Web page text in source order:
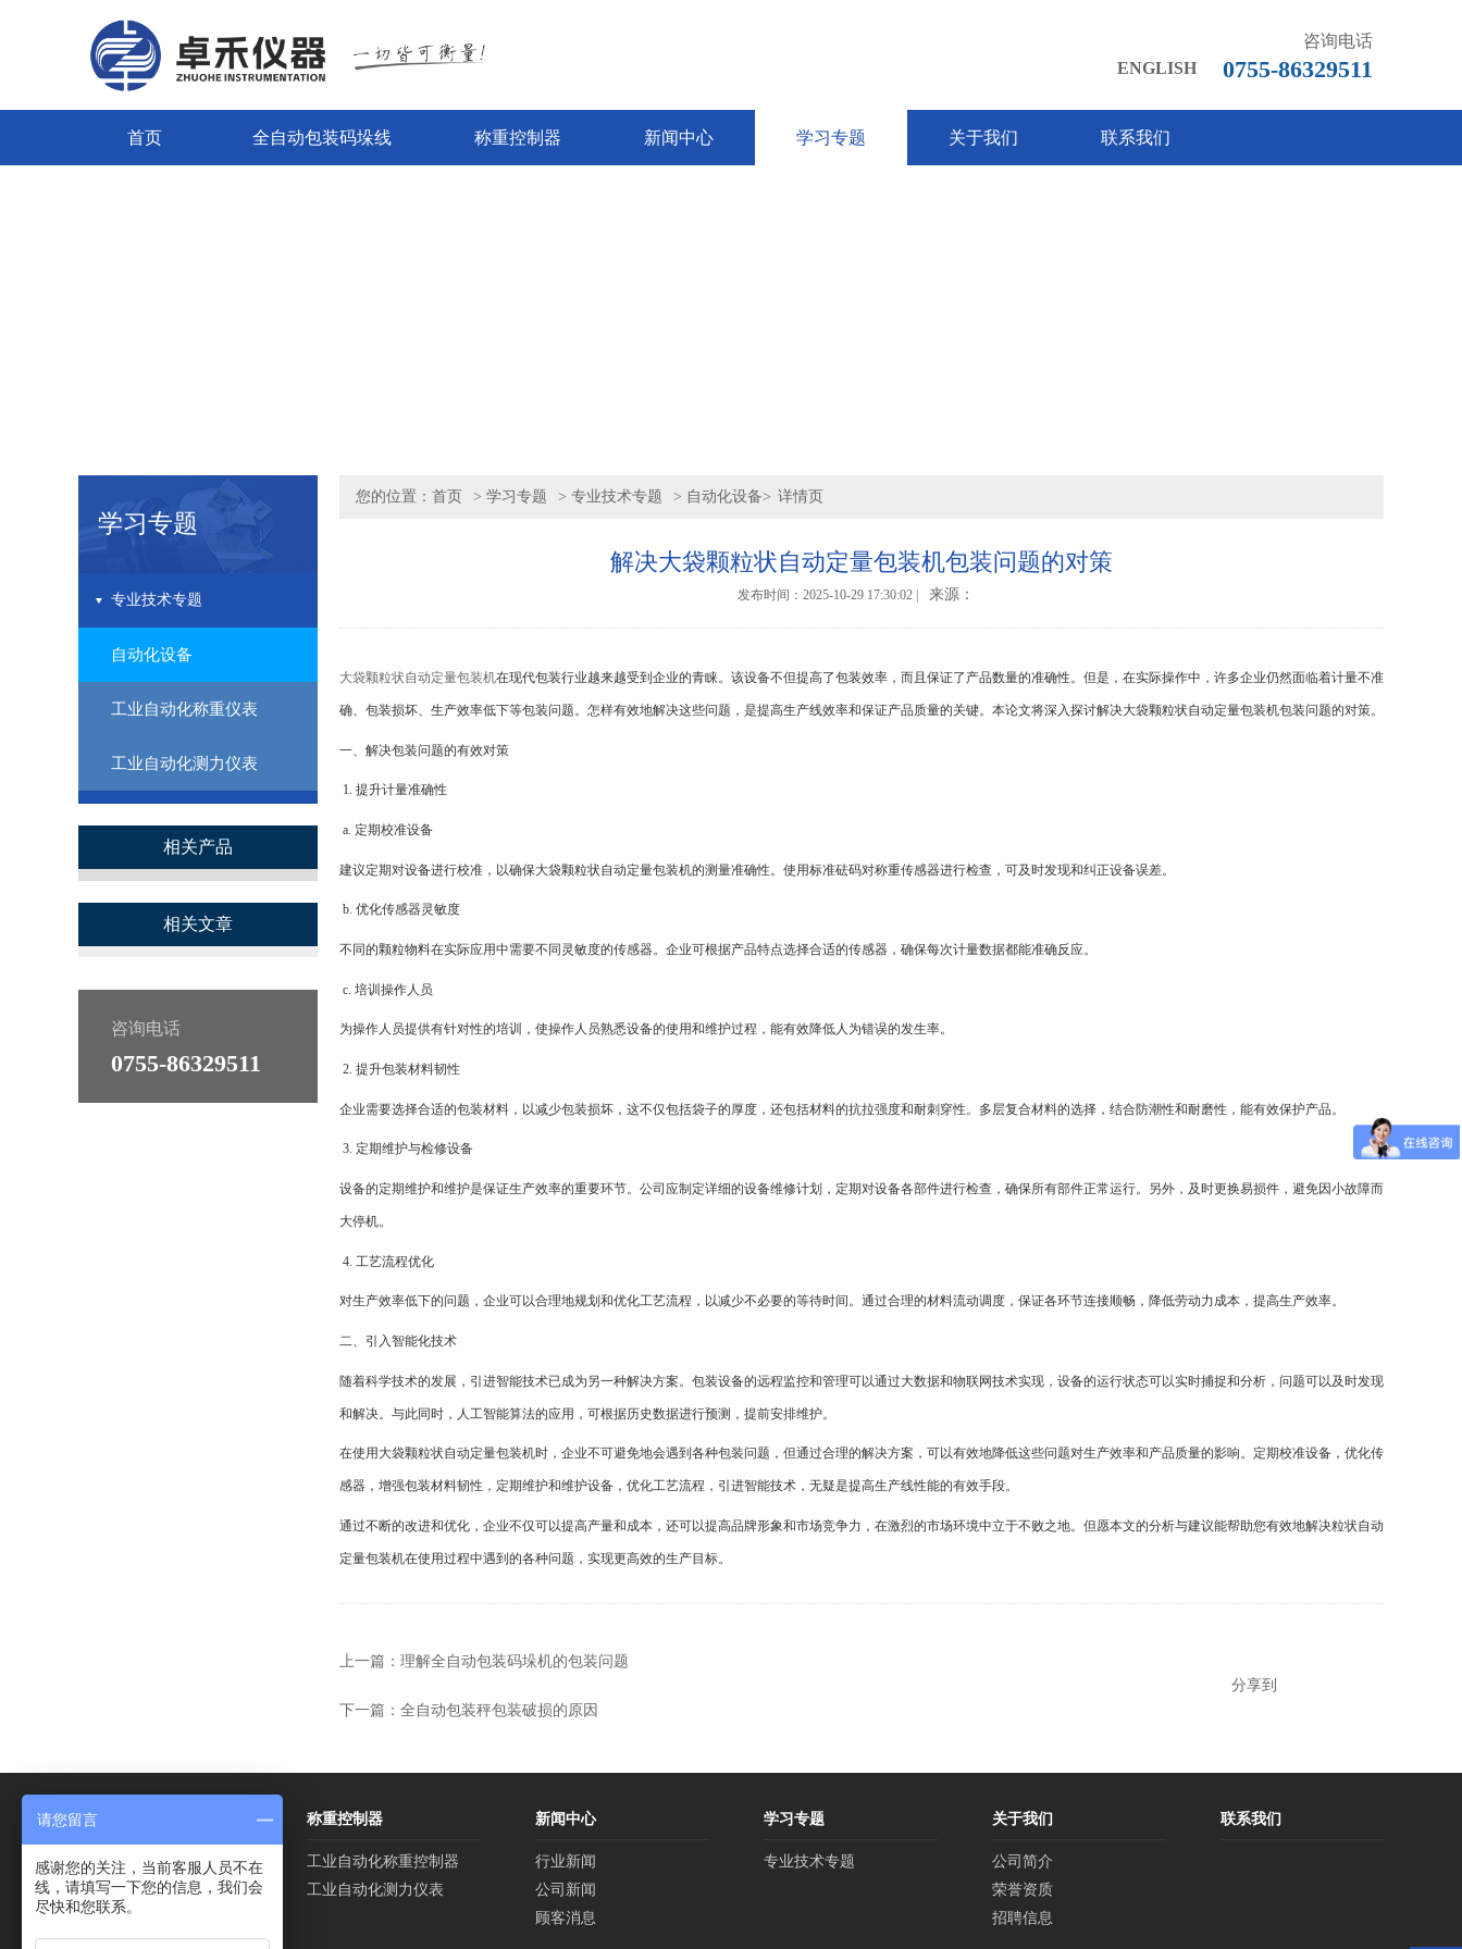
咨询电话
ENGLISH
0755-86329511
首页 全自动包装码垛线 称重控制器 新闻中心 学习专题 关于我们 联系我们
学习专题
专业技术专题
自动化设备
工业自动化称重仪表
工业自动化测力仪表
相关产品
相关文章
咨询电话
0755-86329511
您的位置： 首页 > 学习专题 > 专业技术专题 > 自动化设备> 详情页
解决大袋颗粒状自动定量包装机包装问题的对策
发布时间：2025-10-29 17:30:02 来源：
大袋颗粒状自动定量包装机在现代包装行业越来越受到企业的青睐。该设备不但提高了包装效率，而且保证了产品数量的准确性。但是，在实际操作中，许多企业仍然面临着计量不准
确、包装损坏、生产效率低下等包装问题。怎样有效地解决这些问题，是提高生产线效率和保证产品质量的关键。本论文将深入探讨解决大袋颗粒状自动定量包装机包装问题的对策。
一、解决包装问题的有效对策
1. 提升计量准确性
a. 定期校准设备
建议定期对设备进行校准，以确保大袋颗粒状自动定量包装机的测量准确性。使用标准砝码对称重传感器进行检查，可及时发现和纠正设备误差。
b. 优化传感器灵敏度
不同的颗粒物料在实际应用中需要不同灵敏度的传感器。企业可根据产品特点选择合适的传感器，确保每次计量数据都能准确反应。
c. 培训操作人员
为操作人员提供有针对性的培训，使操作人员熟悉设备的使用和维护过程，能有效降低人为错误的发生率。
2. 提升包装材料韧性
企业需要选择合适的包装材料，以减少包装损坏，这不仅包括袋子的厚度，还包括材料的抗拉强度和耐刺穿性。多层复合材料的选择，结合防潮性和耐磨性，能有效保护产品。
3. 定期维护与检修设备
设备的定期维护和维护是保证生产效率的重要环节。公司应制定详细的设备维修计划，定期对设备各部件进行检查，确保所有部件正常运行。另外，及时更换易损件，避免因小故障而
大停机。
4. 工艺流程优化
对生产效率低下的问题，企业可以合理地规划和优化工艺流程，以减少不必要的等待时间。通过合理的材料流动调度，保证各环节连接顺畅，降低劳动力成本，提高生产效率。
二、引入智能化技术
随着科学技术的发展，引进智能技术已成为另一种解决方案。包装设备的远程监控和管理可以通过大数据和物联网技术实现，设备的运行状态可以实时捕捉和分析，问题可以及时发现
和解决。与此同时，人工智能算法的应用，可根据历史数据进行预测，提前安排维护。
在使用大袋颗粒状自动定量包装机时，企业不可避免地会遇到各种包装问题，但通过合理的解决方案，可以有效地降低这些问题对生产效率和产品质量的影响。定期校准设备，优化传
感器，增强包装材料韧性，定期维护和维护设备，优化工艺流程，引进智能技术，无疑是提高生产线性能的有效手段。
通过不断的改进和优化，企业不仅可以提高产量和成本，还可以提高品牌形象和市场竞争力，在激烈的市场环境中立于不败之地。但愿本文的分析与建议能帮助您有效地解决粒状自动
定量包装机在使用过程中遇到的各种问题，实现更高效的生产目标。
上一篇： 理解全自动包装码垛机的包装问题
下一篇： 全自动包装秤包装破损的原因
分享到
全自动包装码垛线
全自动包装码垛机
全自动包装秤
称重控制器
工业自动化称重控制器
工业自动化测力仪表
新闻中心
行业新闻
公司新闻
顾客消息
学习专题
专业技术专题
关于我们
公司简介
荣誉资质
招聘信息
联系我们
请您留言
感谢您的关注，当前客服人员不在
线，请填写一下您的信息，我们会
尽快和您联系。